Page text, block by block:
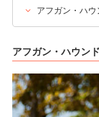
アフガン・ハ
アフガン・ハウン